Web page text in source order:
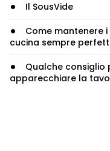
Il SousVide
Come mantenere
cucina sempre
Qualche consiglio
apparecchiare la